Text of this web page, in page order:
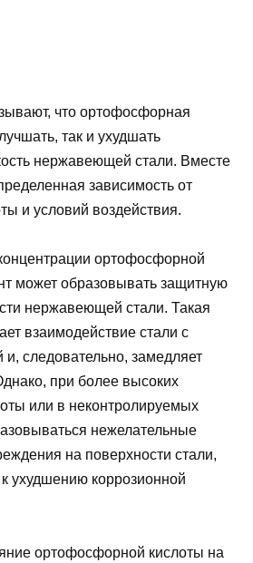
что ортофосфорная
так и ухудшать
нержавеющей стали. Вместе
зависимость от
и условий воздействия.
ортофосфорной
может образовывать защитную
нержавеющей стали. Такая
взаимодействие стали с
следовательно, замедляет
при более высоких
или в неконтролируемых
нежелательные
на поверхности стали,
ухудшению коррозионной
ортофосфорной кислоты на